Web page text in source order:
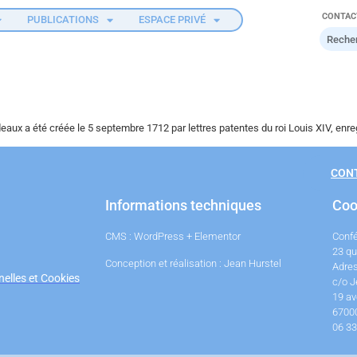
PUBLICATIONS ESPACE PRIVÉ
a été créée le 5 septembre 1712 par lettres patentes du roi Louis XIV,
et Cookies
Informations techniques
CMS : WordPress + Elementor
Conception et réalisation : Jean Hurstel
23
c/o
19
06